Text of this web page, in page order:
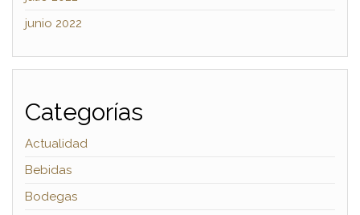
junio 2022
Categorías
Actualidad
Bebidas
Bodegas